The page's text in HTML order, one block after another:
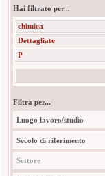
Hai filtrato per...
chimica
Dettagliate
P
Filtra per...
Luogo lavoro/studio
Secolo di riferimento
Settore